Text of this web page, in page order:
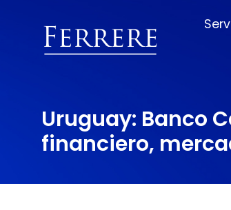
Uruguay: Banco
financiero,